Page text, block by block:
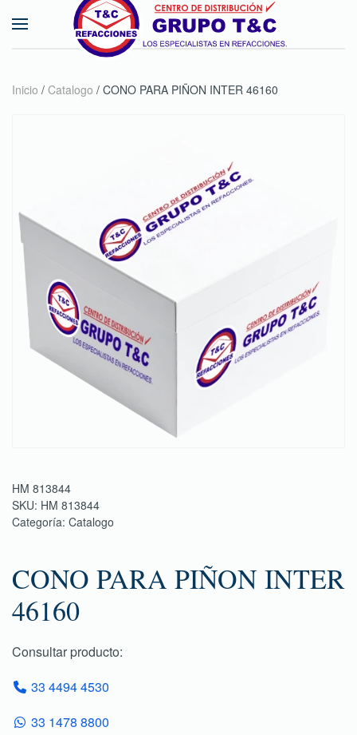
Skip to main content
Inicio / Catalogo / CONO PARA PIÑON INTER 46160
HM 813844
SKU: HM 813844
Categoría: Catalogo
CONO PARA PIÑON INTER
46160
Consultar producto:
33 4494 4530
33 1478 8800